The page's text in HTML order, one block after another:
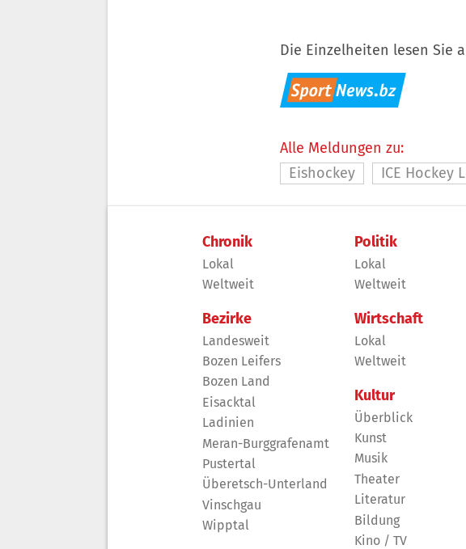
Die Einzelheiten lesen Sie
Alle Meldungen zu:
Eishockey
ICE Hockey
Chronik
Lokal
Weltweit
Bezirke
Landesweit
Bozen Leifers
Bozen Land
Eisacktal
Ladinien
Meran-Burggrafenamt
Pustertal
Überetsch-Unterland
Vinschgau
Wipptal
Politik
Lokal
Weltweit
Wirtschaft
Lokal
Weltweit
Kultur
Überblick
Kunst
Musik
Theater
Literatur
Bildung
Kino / TV